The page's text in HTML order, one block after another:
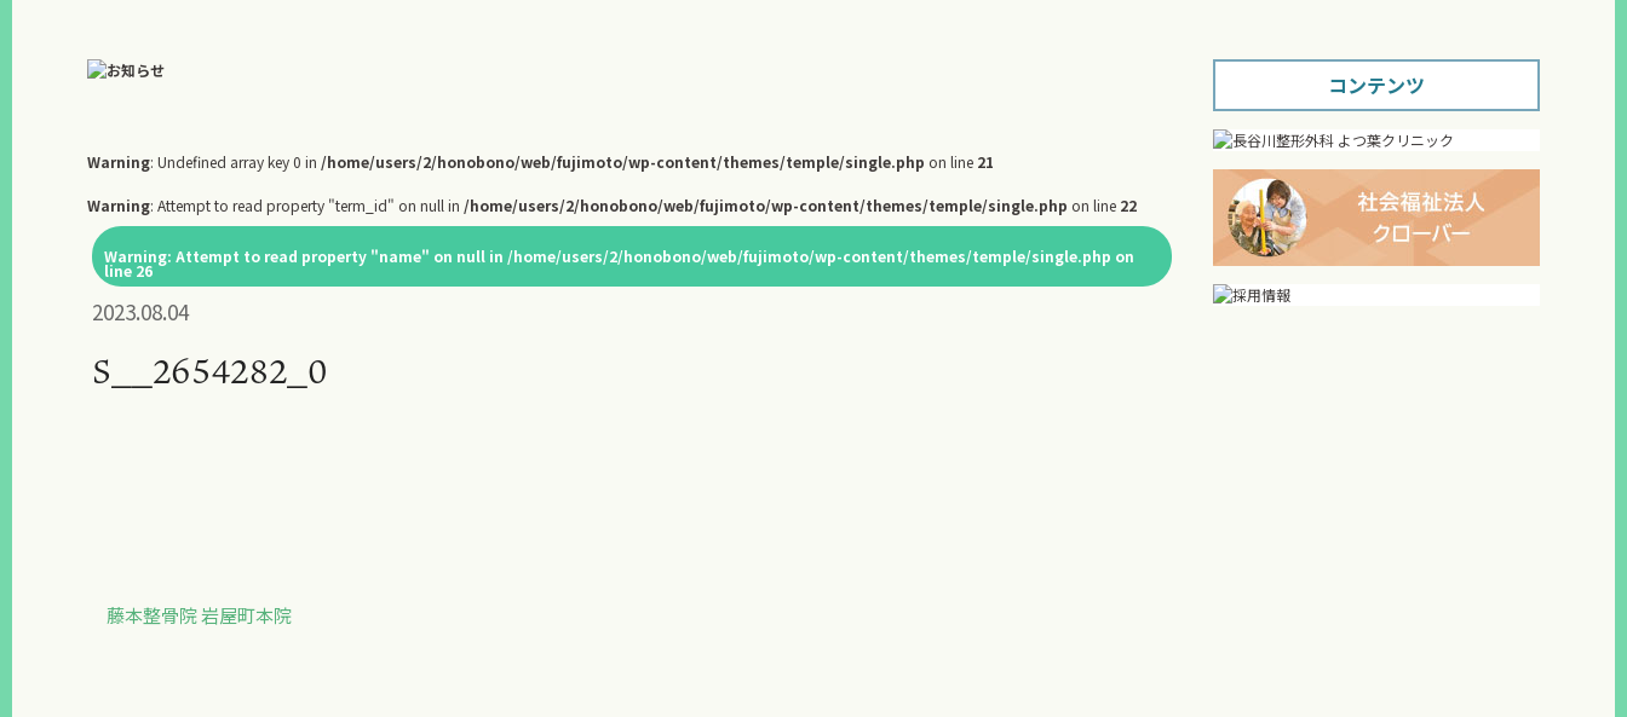
Warning: Undefined array key 0 in /home/users/2/honobono/web/fujimoto/wp-content/themes/temple/single.php on line 21
Warning: Attempt to read property "term_id" on null in /home/users/2/honobono/web/fujimoto/wp-content/themes/temple/single.php on line 22
Warning: Attempt to read property "name" on null in /home/users/2/honobono/web/fujimoto/wp-content/themes/temple/single.php on
line 26
2023.08.04
S__2654282_0
藤本整骨院 岩屋町本院
コンテンツ